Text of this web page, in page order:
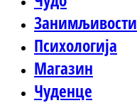
Занимљивости
Психологија
Магазин
Чуденце